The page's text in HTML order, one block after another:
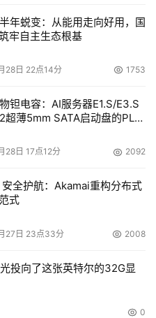
年蜕变：从能用走向好用，国
牢自主生态根基
28日 22点14分 1753
钽电容：AI服务器E1.S/E3.S
超薄5mm SATA启动盘的PLP
28日 17点12分 2092
全护航：Akamai重构分布式
式
27日 23点33分 2008
投向了这张英特尔的32G显
0